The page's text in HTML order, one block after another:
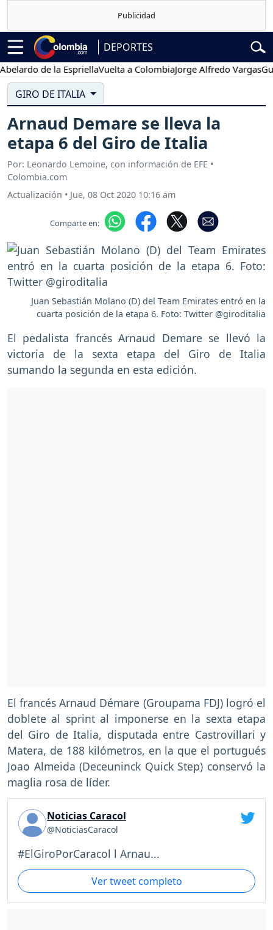
DEPORTES
de la EspriellaVuelta a ColombiaJorge Alfredo VargasGustavo
GIRO DE ITALIA
Arnaud Demare se lleva la
etapa 6 del Giro de Italia
Por: Leonardo Lemoine, con información de EFE •
Colombia.com
Actualización • Jue, 08 Oct 2020 10:16 am
Comparte en:
Juan Sebastián Molano (D) del Team Emirates entró en la
cuarta posición de la etapa 6. Foto: Twitter @giroditalia
El pedalista francés Arnaud Demare se llevó la
victoria de la sexta etapa del Giro de Italia
sumando la segunda en esta edición.
El francés Arnaud Démare (Groupama FDJ) logró el
doblete al sprint al imponerse en la sexta etapa
del Giro de Italia, disputada entre Castrovillari y
Matera, de 188 kilómetros, en la que el portugués
Joao Almeida (Deceuninck Quick Step) conservó la
maglia rosa de líder.
Noticias Caracol
@NoticiasCaracol
#ElGiroPorCaracol l Arnau...
Ver tweet completo